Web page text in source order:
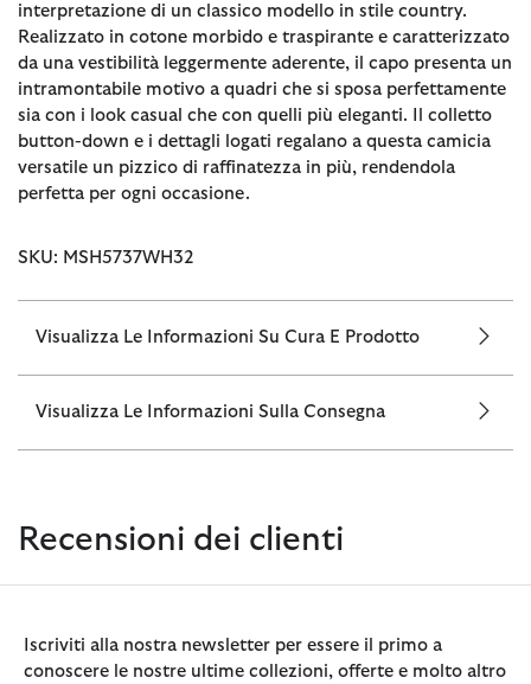
interpretazione di un classico modello in stile country.
Realizzato in cotone morbido e traspirante e caratterizzato
da una vestibilità leggermente aderente, il capo presenta un
intramontabile motivo a quadri che si sposa perfettamente
sia con i look casual che con quelli più eleganti. Il colletto
button-down e i dettagli logati regalano a questa camicia
versatile un pizzico di raffinatezza in più, rendendola
perfetta per ogni occasione.
SKU: MSH5737WH32
Visualizza Le Informazioni Su Cura E Prodotto
Visualizza Le Informazioni Sulla Consegna
Recensioni dei clienti
Iscriviti alla nostra newsletter per essere il primo a
conoscere le nostre ultime collezioni, offerte e molto altro